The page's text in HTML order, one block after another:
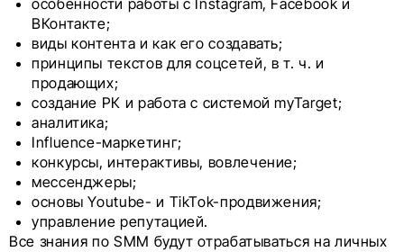
особенности работы с Instagram, Facebook и
ВКонтакте;
виды контента и как его создавать;
принципы текстов для соцсетей, в т. ч. и
продающих;
создание РК и работа с системой myTarget;
аналитика;
Influence-маркетинг;
конкурсы, интерактивы, вовлечение;
мессенджеры;
основы Youtube- и TikTok-продвижения;
управление репутацией.
Все знания по SMM будут отрабатываться на личных